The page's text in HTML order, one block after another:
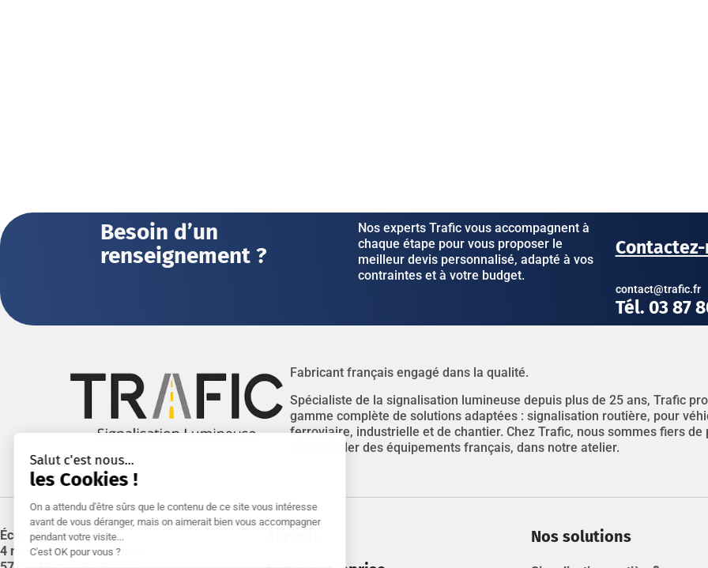
Besoin d’un
renseignement ?
Nos experts Trafic vous accompagnent à
chaque étape pour vous proposer le
meilleur devis personnalisé, adapté à vos
contraintes et à votre budget.
contact@trafic.fr
Tél. 03 87
Fabricant français engagé dans la qualité.
Spécialiste de la signalisation lumineuse depuis plus de 25 ans, Trafic
gamme complète de solutions adaptées : signalisation routière, pour
ferroviaire, industrielle et de chantier. Chez Trafic, nous sommes fiers de
d’assembler des équipements français, dans notre atelier.
Écoparc
4 rue Jean-Louis Étienne
Nos solutions